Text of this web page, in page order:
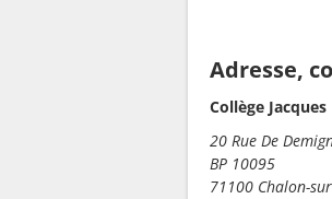
Adresse,
Collège
20 Rue De
BP 10095
71100 Chalon-